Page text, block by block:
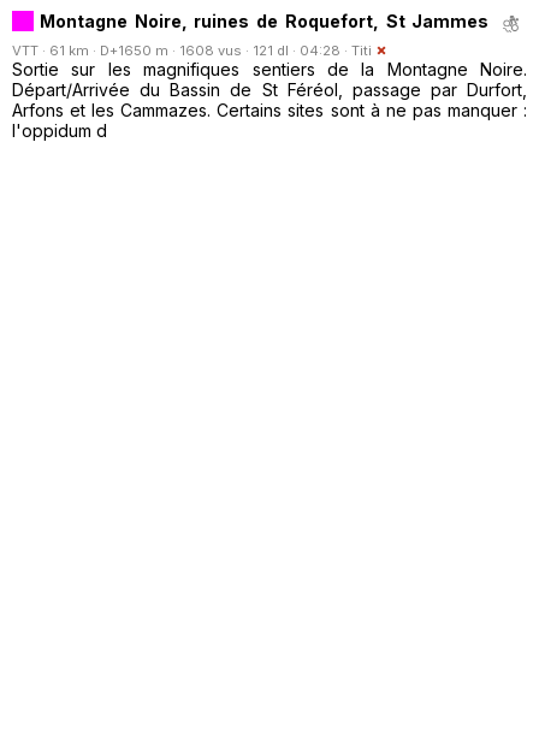
Montagne Noire, ruines de Roquefort, St Jammes
VTT · 61 km · D+1650 m · 1608 vus · 121 dl · 04:28 · Titi
Sortie sur les magnifiques sentiers de la Montagne Noire.
Départ/Arrivée du Bassin de St Féréol, passage par Durfort,
Arfons et les Cammazes. Certains sites sont à ne pas manquer :
l'oppidum d